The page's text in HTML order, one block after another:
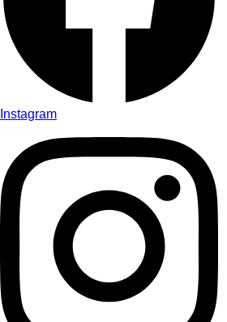
Instagram